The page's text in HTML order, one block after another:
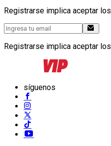
Registrarse implica aceptar los
Registrarse implica aceptar los
síguenos